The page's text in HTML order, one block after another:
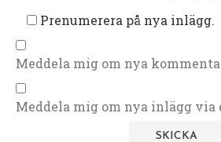
Prenumerera på nya inlägg.
Meddela mig om nya
Meddela mig om nya inlägg via